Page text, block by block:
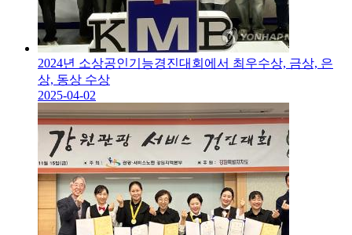
2024년 소상공인기능경진대회에서 최우수상, 금상, 은
상, 동상 수상
2025-04-02